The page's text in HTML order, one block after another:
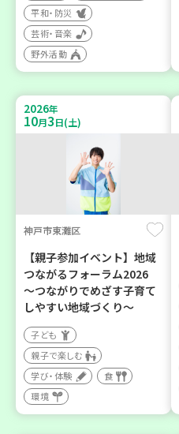
平和・防災
芸術・音楽
野外活動
2026年
10月3日(土)
神戸市東灘区
【親子参加イベント】地域
つながるフォーラム2026
～つながりでめざす子育て
しやすい地域づくり～
子ども
親子で楽しむ
学び・体験
食
環境